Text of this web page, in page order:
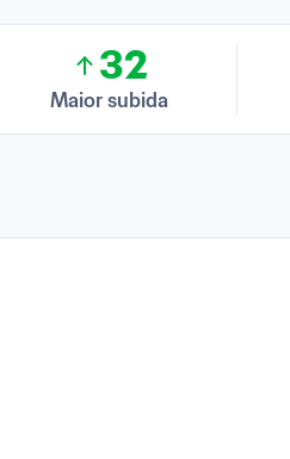
32
Maior subida